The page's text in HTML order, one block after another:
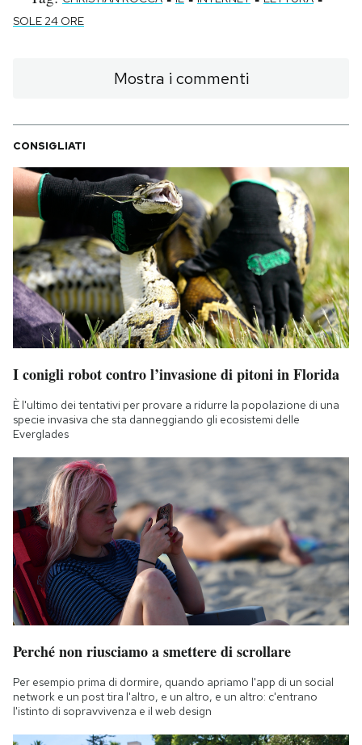
SOLE 24 ORE
Mostra i commenti
CONSIGLIATI
I conigli robot contro l’invasione di pitoni in Florida
È l'ultimo dei tentativi per provare a ridurre la popolazione di una
specie invasiva che sta danneggiando gli ecosistemi delle
Everglades
Perché non riusciamo a smettere di scrollare
Per esempio prima di dormire, quando apriamo l'app di un social
network e un post tira l'altro, e un altro, e un altro: c'entrano
l'istinto di sopravvivenza e il web design